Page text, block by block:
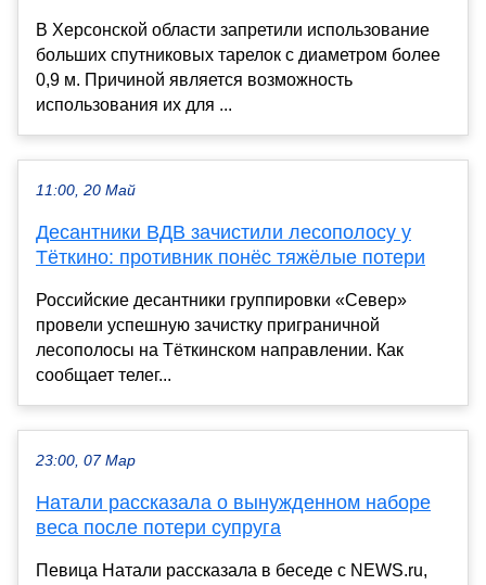
В Херсонской области запретили использование
больших спутниковых тарелок с диаметром более
0,9 м. Причиной является возможность
использования их для ...
11:00, 20 Май
Десантники ВДВ зачистили лесополосу у
Тёткино: противник понёс тяжёлые потери
Российские десантники группировки «Север»
провели успешную зачистку приграничной
лесополосы на Тёткинском направлении. Как
сообщает телег...
23:00, 07 Мар
Натали рассказала о вынужденном наборе
веса после потери супруга
Певица Натали рассказала в беседе с NEWS.ru,